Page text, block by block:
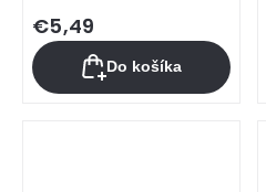
€5,49
Do košíka